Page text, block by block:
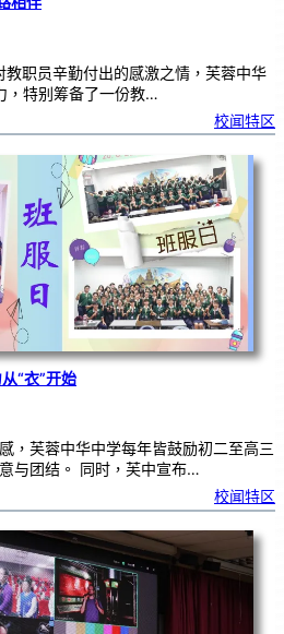
职员辛勤付出的感激之情，芙蓉中华
，特别筹备了一份教…
校闻特区
“衣”开始
，芙蓉中华中学每年皆鼓励初二至高三
与团结。 同时，芙中宣布…
校闻特区